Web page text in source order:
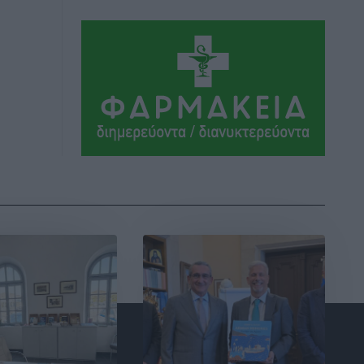
Ιάλυσος Β’: Νωρίς νωρίς μπήκαν στα
βάσανα της προετοιμασίας
πριν 9 ώρες
Εθνικός Αρχίπολης: Μεγάλο βήμα
προόδου η ίδρυση Ακαδημίας
μέλλον
Αθλητικά πριν 9 ώρες
ΠΑΜΕ ΣΤΟΙΧΗΜΑ: Περισσότερα από 95
εκατομμύρια ευρώ σε κέρδη μοίρασε
πριν 10 ώρες